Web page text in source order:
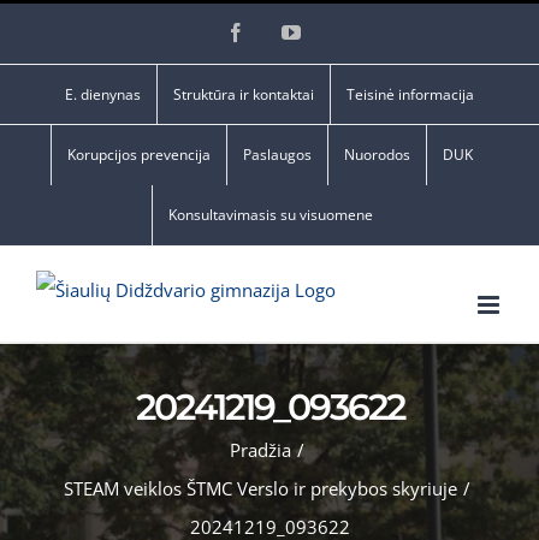
FacebookYouTube
E. dienynas Struktūra ir kontaktai Teisinė informacija
Korupcijos prevencija Paslaugos Nuorodos DUK
Konsultavimasis su visuomene
20241219_093622
Pradžia /
STEAM veiklos ŠTMC Verslo ir prekybos skyriuje /
20241219_093622